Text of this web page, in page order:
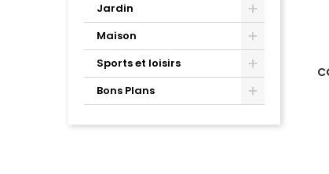
Jardin
Maison
Sports et loisirs
Bons Plans